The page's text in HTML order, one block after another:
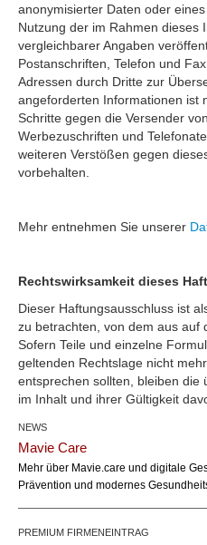
anonymisierter Daten oder
Nutzung der im Rahmen dieses
vergleichbarer Angaben
Postanschriften, Telefon und
Adressen durch Dritte zur
angeforderten Informationen ist
Schritte gegen die Versender
Werbezuschriften und
weiteren Verstößen gegen
vorbehalten.
Mehr entnehmen Sie unserer
Rechtswirksamkeit dieses
Dieser Haftungsausschluss ist
zu betrachten, von dem aus auf
Sofern Teile und einzelne
geltenden Rechtslage nicht
entsprechen sollten, bleiben die
im Inhalt und ihrer Gültigkeit
NEWS
Mavie Care
Mehr über Mavie.care und digitale
Prävention und modernes
PREMIUM FIRMENEINTRAG